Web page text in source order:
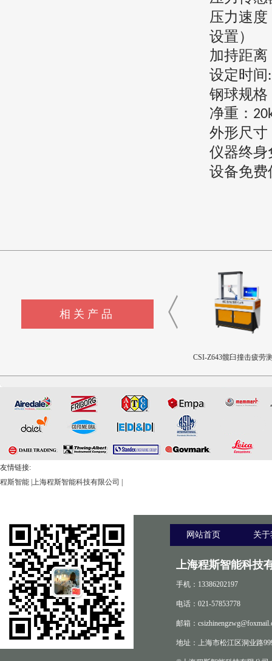
压力速度
设置）
加持距离
设定时间
钢球规格
净重：
外形尺寸
仪器终身
设备免费
相关产品
CSI-Z643髋臼撞击疲劳
友情链接:
程斯智能 | 上海程斯智能科技有限公司 |
网站首页 关
上海程斯智能科技
手机：13386202197
电话：021-57853778
邮箱：
地址：上海市松江区洞业路